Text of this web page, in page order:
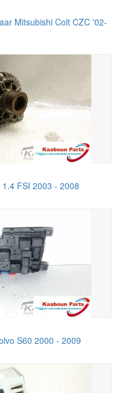
Mitsubishi Colt CZC '02-
FSI 2003 - 2008
S60 2000 - 2009